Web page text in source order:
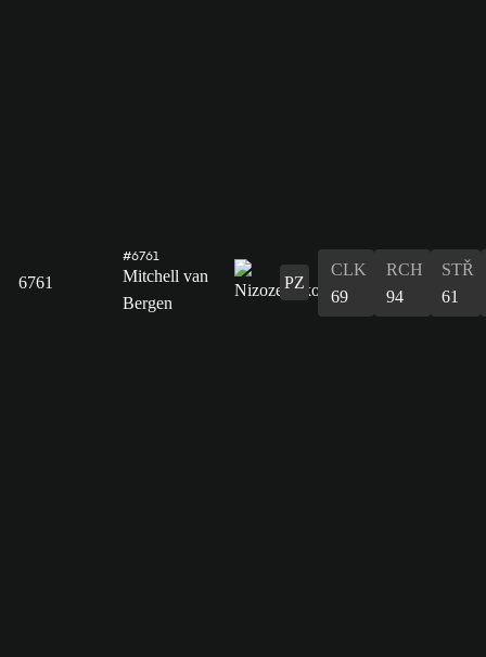
6761
#6761
Mitchell van
Bergen
PZ
CLK
69
RCH
94
STŘ
61